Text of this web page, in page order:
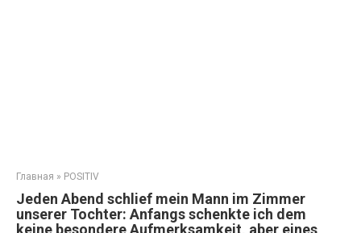
Главная » POSITIV
Jeden Abend schlief mein Mann im Zimmer
unserer Tochter: Anfangs schenkte ich dem
keine besondere Aufmerksamkeit, aber eines